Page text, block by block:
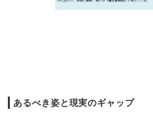
あるべき姿と現実のギャップ